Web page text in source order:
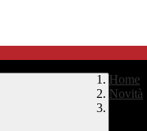
Home
Novità